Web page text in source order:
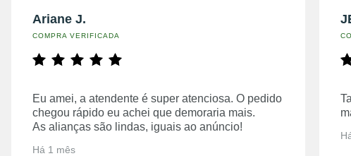
Ariane J.
COMPRA VERIFICADA
Eu amei, a atendente é super atenciosa. O pedido
chegou rápido eu achei que demoraria mais.
As alianças são lindas, iguais ao anúncio!
Há 1 mês